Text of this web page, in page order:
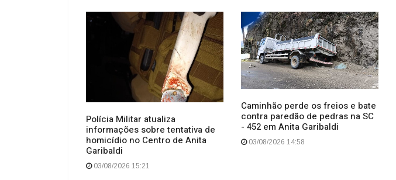
Polícia Militar atualiza
informações sobre tentativa de
homicídio no Centro de Anita
Garibaldi
03/08/2026 15:21
Caminhão perde os freios e bate
contra paredão de pedras na SC
- 452 em Anita Garibaldi
03/08/2026 14:58